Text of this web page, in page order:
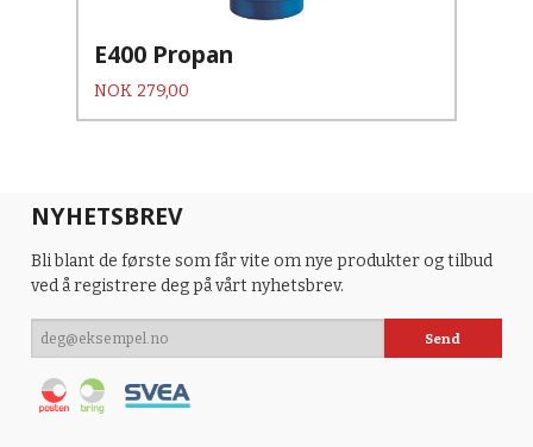
E400 Propan
Pris
NOK 279,00
NYHETSBREV
Bli blant de første som får vite om nye produkter og tilbud
ved å registrere deg på vårt nyhetsbrev.